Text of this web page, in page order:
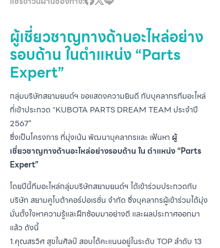
ผู้เชี่ยวชาญทางด้านอะไหล่อย่าง
รอบด้าน ในตำแหน่ง “Parts
Expert”
กลุ่มบริษัทสยามยนต์ฯ ขอแสดงความยินดี กับบุคลากรทีมอะไหล่
ที่เข้าประกวด “KUBOTA PARTS DREAM TEAM ประจำปี
2567″
ซึ่งเป็นโครงการ ที่มุ่งเน้น พัฒนาบุคลากรและ เฟ้นหา ผู้
เชี่ยวชาญทางด้านอะไหล่อย่างรอบด้าน ใน ตำแหน่ง “Parts
Expert”
โดยปีนี้ทีมอะไหล่กลุ่มบริษัทสยามยนต์ฯ ได้เข้าร่วมประกวดกับ
บริษัท สยามคูโบต้าคอร์ปอเรชั่น จำกัด ซึ่งบุคลากรผู้เข้าร่วมได้มุ่ง
มั่นตั้งใจหาความรู้และฝึกซ้อมมาอย่างดี และผลประกาศออกมา
แล้ว ดังนี้
1.คุณสรวิศ สุขในศิลป์ สอบได้คะแนนอยู่ในระดับ TOP ลำดับ 13